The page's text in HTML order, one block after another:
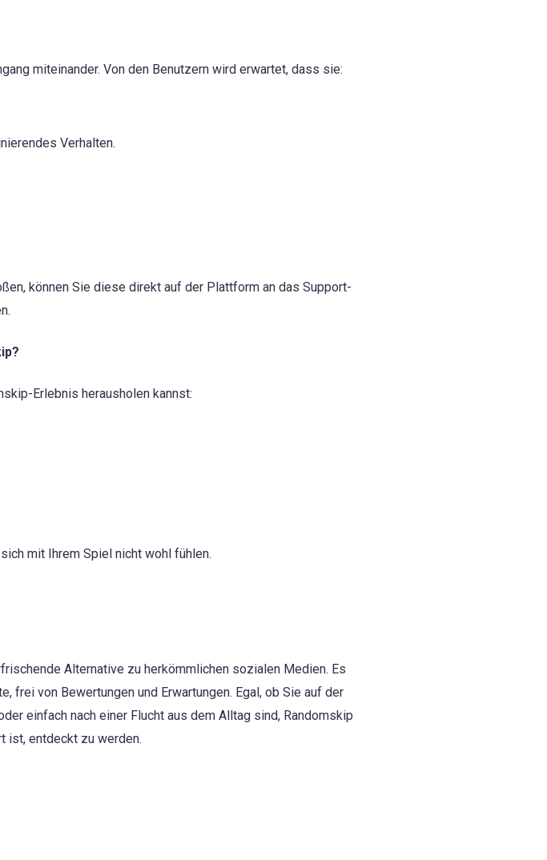
miteinander. Von den Benutzern wird erwartet, dass sie:
Verhalten.
können Sie diese direkt auf der Plattform an das Support-
Erlebnis herausholen kannst:
mit Ihrem Spiel nicht wohl fühlen.
Alternative zu herkömmlichen sozialen Medien. Es
von Bewertungen und Erwartungen. Egal, ob Sie auf der
einfach nach einer Flucht aus dem Alltag sind, Randomskip
ist, entdeckt zu werden.